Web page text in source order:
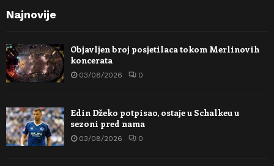
Najnovije
Objavljen broj posjetilaca tokom Merlinovih
koncerata
03/08/2026 0
Edin Džeko potpisao, ostaje u Schalkeu u
sezoni pred nama
03/08/2026 0